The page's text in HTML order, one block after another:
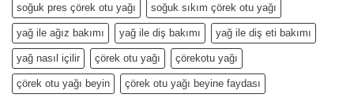
soğuk pres çörek otu yağı soğuk sıkım çörek otu yağı
yağ ile ağız bakımı yağ ile diş bakımı yağ ile diş eti bakımı
yağ nasıl içilir çörek otu yağı çörekotu yağı
çörek otu yağı beyin çörek otu yağı beyine faydası